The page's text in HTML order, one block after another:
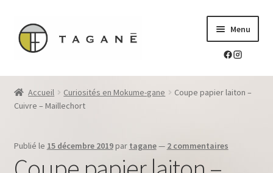
Aller
Aller
au
contenu
Menu
Le sur-mesure en mokume-gane
Mes réalisations
Blog Tagane
Accueil Curiosités en Mokume-gane
Coupe papier laiton –
Cuivre – Maillechort
Publié le 15 décembre 2019par tagane— 2 commentaires